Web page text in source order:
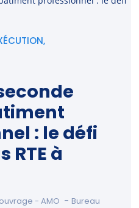
: le défi
RTE à
- AMO - Bureau